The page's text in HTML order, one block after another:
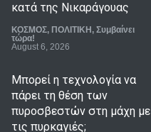
κατά της Νικαράγουας
ΚΟΣΜΟΣ, ΠΟΛΙΤΙΚΗ , Συμβαίνει
τώρα!
August 6, 2026
Μπορεί η τεχνολογία να
πάρει τη θέση των
πυροσβεστών στη μάχη με
τις πυρκαγιές;